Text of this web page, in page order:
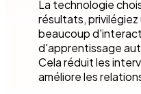
La technologie
résultats,
beaucoup
d'apprentissage
Cela réduit les
améliore les